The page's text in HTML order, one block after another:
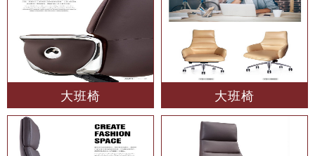
大班椅 大班椅